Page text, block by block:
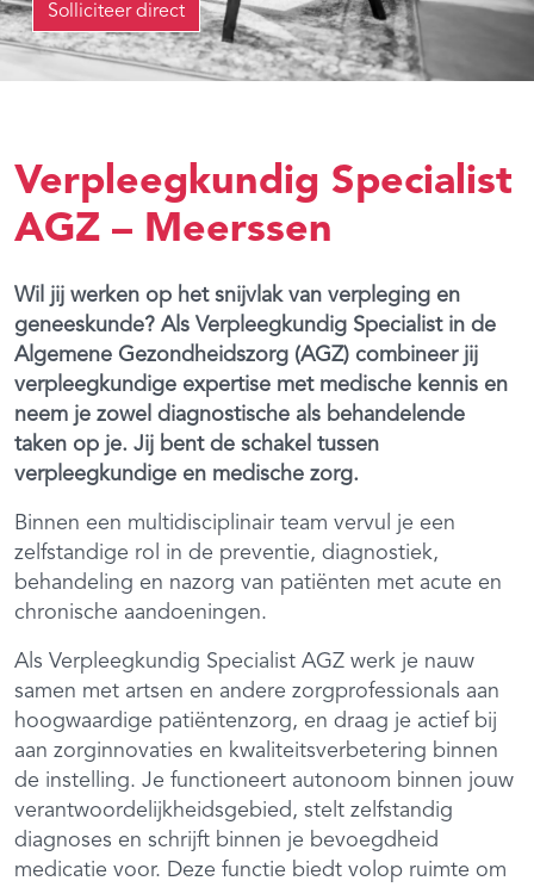
Solliciteer direct
Verpleegkundig Specialist
AGZ – Meerssen
Wil jij werken op het snijvlak van verpleging en
geneeskunde? Als Verpleegkundig Specialist in de
Algemene Gezondheidszorg (AGZ) combineer jij
verpleegkundige expertise met medische kennis en
neem je zowel diagnostische als behandelende
taken op je. Jij bent de schakel tussen
verpleegkundige en medische zorg.
Binnen een multidisciplinair team vervul je een
zelfstandige rol in de preventie, diagnostiek,
behandeling en nazorg van patiënten met acute en
chronische aandoeningen.
Als Verpleegkundig Specialist AGZ werk je nauw
samen met artsen en andere zorgprofessionals aan
hoogwaardige patiëntenzorg, en draag je actief bij
aan zorginnovaties en kwaliteitsverbetering binnen
de instelling. Je functioneert autonoom binnen jouw
verantwoordelijkheidsgebied, stelt zelfstandig
diagnoses en schrijft binnen je bevoegdheid
medicatie voor. Deze functie biedt volop ruimte om